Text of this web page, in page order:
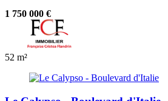
1 750 000 €
52 m²